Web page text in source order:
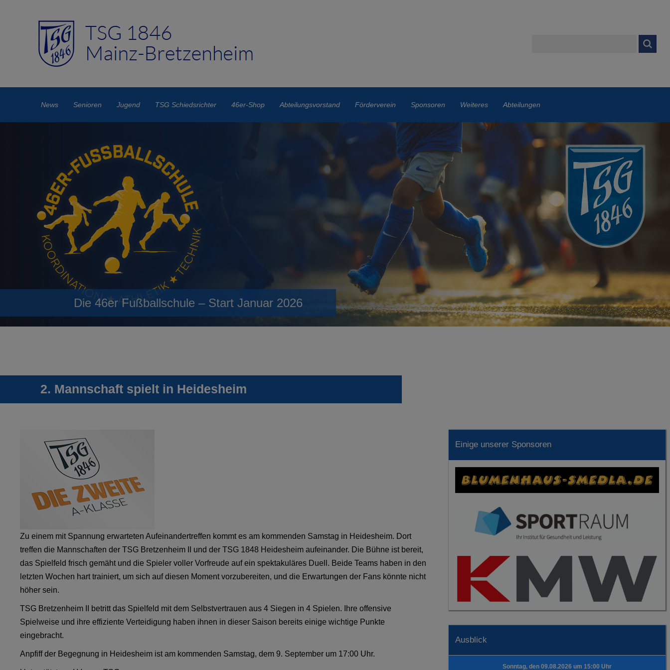
News Senioren Jugend TSG Schiedsrichter 46er-Shop Abteilungsvorstand Förderverein Sponsoren Weiteres Abteilungen
Die 46er Fußballschule – Start Januar 2026
2. Mannschaft spielt in Heidesheim
Zu einem mit Spannung erwarteten Aufeinandertreffen kommt es am kommenden Samstag in Heidesheim. Dort
treffen die Mannschaften der TSG Bretzenheim II und der TSG 1848 Heidesheim aufeinander. Die Bühne ist bereit,
das Spielfeld frisch gemäht und die Spieler voller Vorfreude auf ein spektakuläres Duell. Beide Teams haben in den
letzten Wochen hart trainiert, um sich auf diesen Moment vorzubereiten, und die Erwartungen der Fans könnte nicht
höher sein.
TSG Bretzenheim II betritt das Spielfeld mit dem Selbstvertrauen aus 4 Siegen in 4 Spielen. Ihre offensive
Spielweise und ihre effiziente Verteidigung haben ihnen in dieser Saison bereits einige wichtige Punkte
eingebracht.
Anpfiff der Begegnung in Heidesheim ist am kommenden Samstag, dem 9. September um 17:00 Uhr.
Einige unserer Sponsoren
Ausblick
Sonntag, den 09.08.2026 um 15:00 Uhr